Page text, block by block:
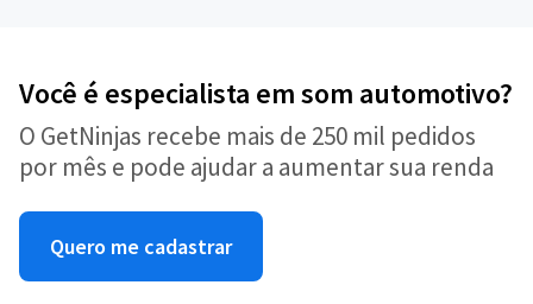
Você é especialista em som automotivo?
O GetNinjas recebe mais de 250 mil pedidos
por mês e pode ajudar a aumentar sua renda
Quero me cadastrar